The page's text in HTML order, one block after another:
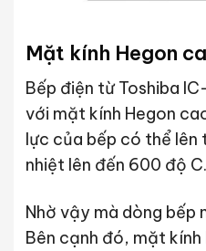
Mặt kính Hegon
Bếp điện từ Toshiba
với mặt kính Hegon
lực của bếp có thể lên
nhiệt lên đến 600 độ C.
Nhờ vậy mà dòng
Bên cạnh đó, mặt